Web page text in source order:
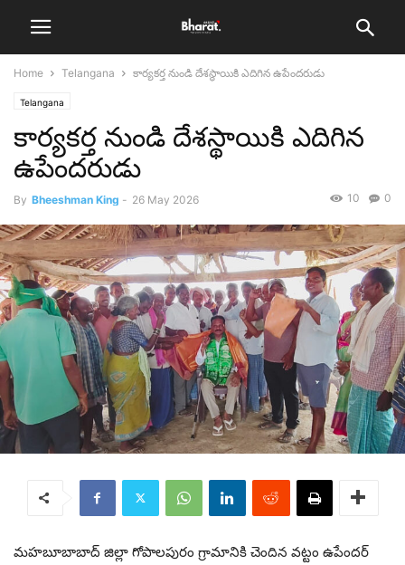
Home Telangana కార్యకర్త నుండి దేశస్థాయికి ఎదిగిన ఉపేందరుడు
Telangana
కార్యకర్త నుండి దేశస్థాయికి ఎదిగిన
ఉపేందరుడు
By Bheeshman King - 26 May 2026 0
10
మహబూబాబాద్ జిల్లా గోపాలపురం గ్రామానికి చెందిన వట్టం ఉపేందర్